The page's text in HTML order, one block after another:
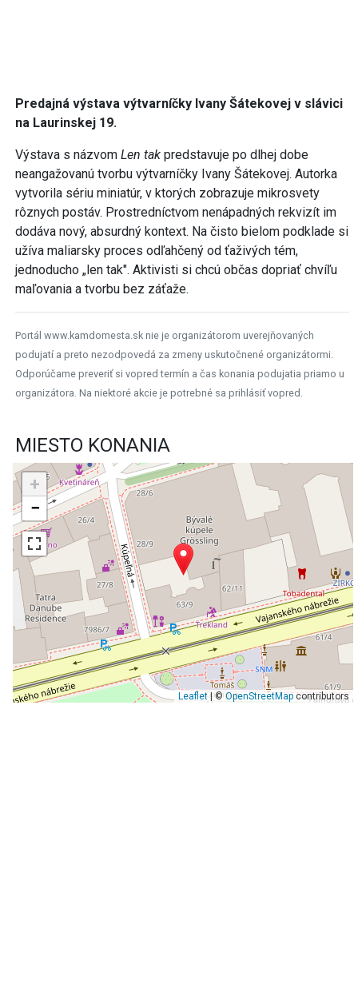
Predajná výstava výtvarníčky Ivany Šátekovej v slávici
na Laurinskej 19.
Výstava s názvom Len tak predstavuje po dlhej dobe
neangažovanú tvorbu výtvarníčky Ivany Šátekovej. Autorka
vytvorila sériu miniatúr, v ktorých zobrazuje mikrosvety
rôznych postáv. Prostredníctvom nenápadných rekvizít im
dodáva nový, absurdný kontext. Na čisto bielom podklade si
užíva maliarsky proces odľahčený od ťaživých tém,
jednoducho „len tak". Aktivisti si chcú občas dopriať chvíľu
maľovania a tvorbu bez záťaže.
Portál www.kamdomesta.sk nie je organizátorom uverejňovaných
podujatí a preto nezodpovedá za zmeny uskutočnené organizátormi.
Odporúčame preveriť si vopred termín a čas konania podujatia priamo u
organizátora. Na niektoré akcie je potrebné sa prihlásiť vopred.
MIESTO KONANIA
+
−
Leaflet| ©OpenStreetMapcontributors